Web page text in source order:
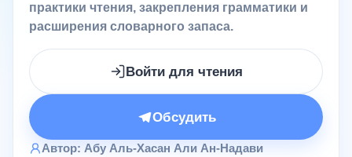
практики чтения, закрепления грамматики и
расширения словарного запаса.
Войти для чтения
Обсудить
Автор: Абу Аль-Хасан Али Ан-Надави